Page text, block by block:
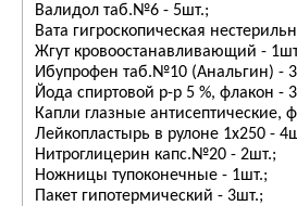
Валидол таб.№6 - 5шт.;
Вата гигроскопическая
Жгут кровоостанавливающий -
Ибупрофен таб.№10 (Анальгин) -
Йода спиртовой р-р 5 %, флакон -
Капли глазные антисептические,
Лейкопластырь в рулоне 1х250 -
Нитроглицерин капс.№20 - 2шт.;
Ножницы тупоконечные - 1шт.;
Пакет гипотермический - 3шт.;